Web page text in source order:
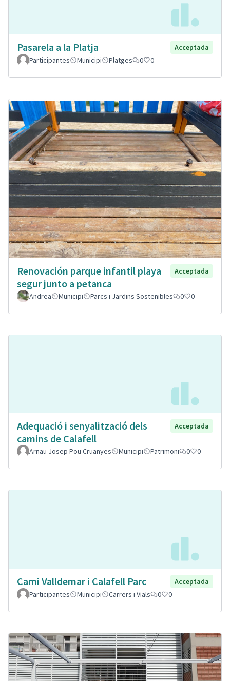
Pasarela a la Platja
Acceptada
Participantes
Municipi Platges 0 0
Renovación parque infantil playa
segur junto a petanca
Acceptada
Andrea Municipi Parcs i Jardins Sostenibles 0 0
Adequació i senyalització dels
camins de Calafell
Acceptada
Arnau Josep Pou Cruanyes Municipi Patrimoni 0 0
Cami Valldemar i Calafell Parc
Acceptada
Participantes
Municipi Carrers i Vials 0 0